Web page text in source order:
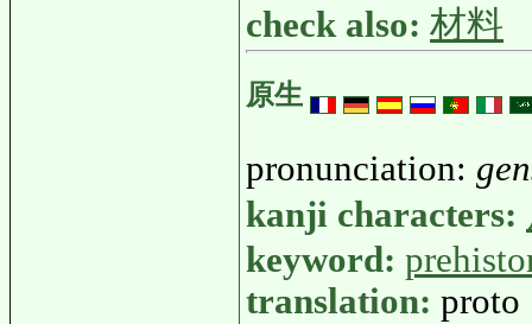
check also: 材料
原生
pronunciation:
kanji characters:
keyword:
translation: proto